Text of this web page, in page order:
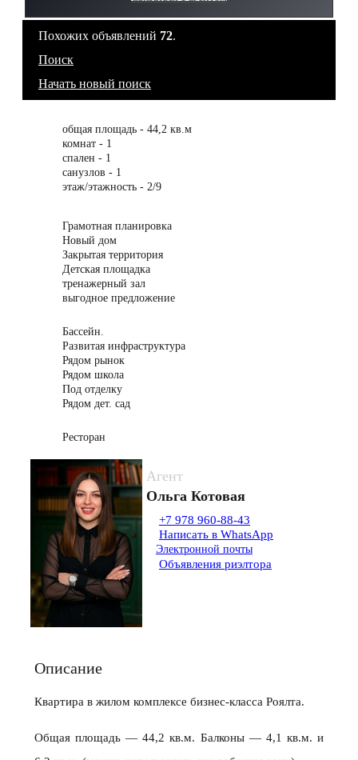
Похожих объявлений 72.
Поиск
Начать новый поиск
общая площадь - 44,2 кв.м
комнат - 1
спален - 1
санузлов - 1
этаж/этажность - 2/9
Грамотная планировка
Новый дом
Закрытая территория
Детская площадка
тренажерный зал
выгодное предложение
Бассейн.
Развитая инфраструктура
Рядом рынок
Рядом школа
Под отделку
Рядом дет. сад
Ресторан
Агент
Ольга Котовая
+7 978 960-88-43
Написать в WhatsApp
Электронной почты
Объявления риэлтора
Описание
Квартира в жилом комплексе бизнес-класса Роялта.
Общая площадь — 44,2 кв.м. Балконы — 4,1 кв.м. и